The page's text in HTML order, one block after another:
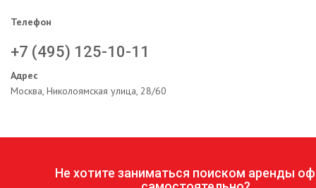
Телефон
+7 (495) 125-10-11
Адрес
Москва, Николоямская улица, 28/60
Не хотите заниматься поиском аренды